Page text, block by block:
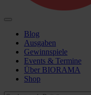
Blog
Ausgaben
Gewinnspiele
Events & Termine
Über BIORAMA
Shop